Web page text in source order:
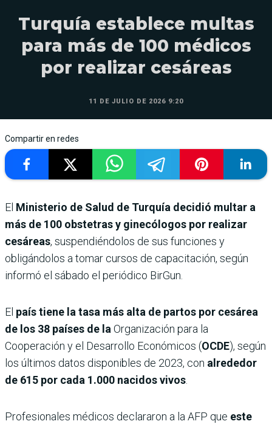
Turquía establece multas
para más de 100 médicos
por realizar cesáreas
11 DE JULIO DE 2026 9:20
Compartir en redes
El Ministerio de Salud de Turquía decidió multar a
más de 100 obstetras y ginecólogos por realizar
cesáreas, suspendiéndolos de sus funciones y
obligándolos a tomar cursos de capacitación, según
informó el sábado el periódico BirGun.
El país tiene la tasa más alta de partos por cesárea
de los 38 países de laOrganización para la
Cooperación y el Desarrollo Económicos (OCDE), según
los últimos datos disponibles de 2023, con alrededor
de 615 por cada 1.000 nacidos vivos.
Profesionales médicos declararon a la AFP que este